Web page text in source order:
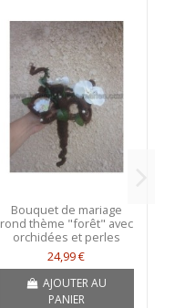
Bouquet de mariage
rond thème "forêt" avec
orchidées et perles
24,99 €
AJOUTER AU
PANIER